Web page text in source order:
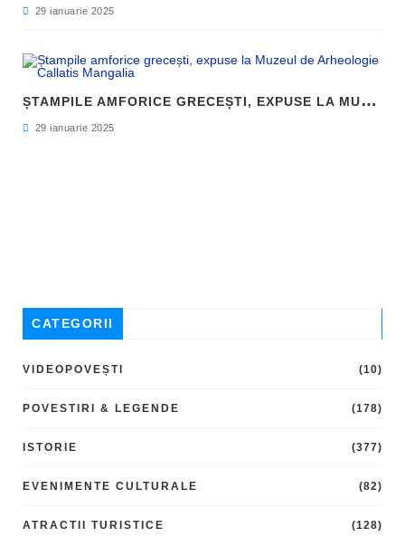
29 ianuarie 2025
Ș
TAMPILE AMFORICE GRECEȘTI, EXPUSE LA MUZEUL DE ARHEOLOGIE CALLATIS MANGALIA
29 ianuarie 2025
CATEGORII
VIDEOPOVEȘTI (10)
POVESTIRI & LEGENDE (178)
ISTORIE (377)
EVENIMENTE CULTURALE (82)
ATRACTII TURISTICE (128)